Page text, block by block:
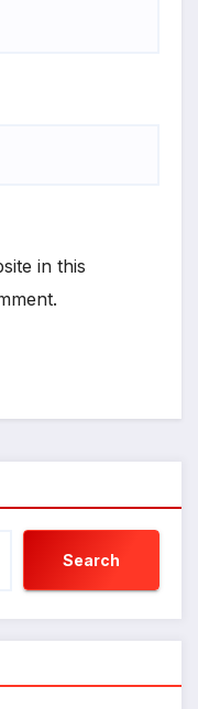
in this
Search